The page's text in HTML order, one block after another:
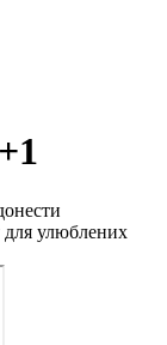
для улюблених